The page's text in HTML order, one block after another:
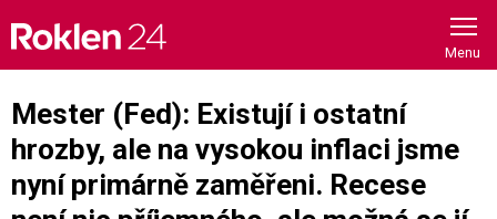
content
Mester (Fed): Existují i ostatní
hrozby, ale na vysokou inflaci jsme
nyní primárně zaměřeni. Recese